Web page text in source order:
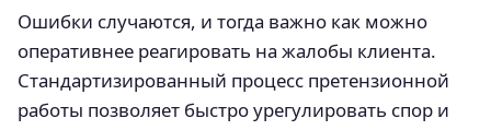
Ошибки случаются, и тогда важно как можно
оперативнее реагировать на жалобы клиента.
Стандартизированный процесс претензионной
работы позволяет быстро урегулировать спор и